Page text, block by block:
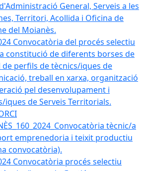
General, Serveis a les
Territori, Acollida i Oficina de
del Moianès.
Convocatòria del procés selectiu
constitució de diferents borses de
perfils de tècnics/iques de
treball en xarxa, organització
pel desenvolupament i
iques de Serveis Territorials.
tècnic/a
emprenedoria i teixit productiu
convocatòria).
Convocatòria procés selectiu